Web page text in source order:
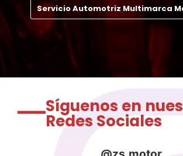
Servicio Automotriz Multimarca
Síguenos en
Redes Sociales